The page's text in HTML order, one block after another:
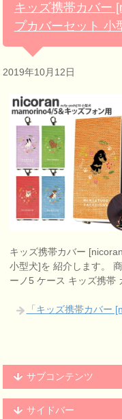
キッズ携帯カバー
プカバーセット 小
2019年10月12日
キッズ携帯カバー
小型犬]を 紹介します。
ーノ5 ケース キッズ携帯
「キッズ携帯カバー
サブコンテンツ
サイドバー